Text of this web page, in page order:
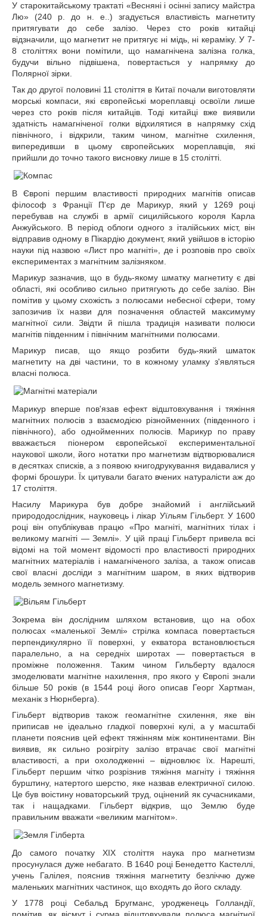
У старокитайському трактаті «Весняні і осінні запису майстра
Лю» (240 р. до н. е..) згадується властивість магнетиту
притягувати до себе залізо. Через сто років китайці
відзначили, що магнетит не притягує ні мідь, ні кераміку. У 7-
8 століттях вони помітили, що намагнічена залізна голка,
будучи вільно підвішена, повертається у напрямку до
Полярної зірки.
Так до другої половині 11 століття в Китаї почали виготовляти
морські компаси, які європейські мореплавці освоїли лише
через сто років після китайців. Тоді китайці вже виявили
здатність намагніченої голки відхилятися в напрямку схід
північного, і відкрили, таким чином, магнітне схилення,
випередивши в цьому європейських мореплавців, які
прийшли до точно такого висновку лише в 15 столітті.
В Європі першим властивості природних магнітів описав
філософ з Франції П'єр де Марикур, який у 1269 році
перебував на службі в армії сицилійського короля Карла
Анжуйського. В період облоги одного з італійських міст, він
відправив одному в Пікардію документ, який увійшов в історію
науки під назвою «Лист про магніті», де і розповів про своїх
експериментах з магнітним залізняком.
Марикур зазначив, що в будь-якому шматку магнетиту є дві
області, які особливо сильно притягують до себе залізо. Він
помітив у цьому схожість з полюсами небесної сфери, тому
запозичив їх назви для позначення областей максимуму
магнітної сили. Звідти й пішла традиція називати полюси
магнітів південним і північним магнітними полюсами.
Марикур писав, що якщо розбити будь-який шматок
магнетиту на дві частини, то в кожному уламку з'являться
власні полюса.
Марикур вперше пов'язав ефект відштовхування і тяжіння
магнітних полюсів з взаємодією різнойменних (південного і
північного), або однойменних полюсів. Марикур по праву
вважається піонером європейської експериментальної
наукової школи, його нотатки про магнетизм відтворювалися
в десятках списків, а з появою книгодрукування видавалися у
формі брошури. Їх цитували багато вчених натуралісти аж до
17 століття.
Насилу Марикура був добре знайомий і англійський
природодослідник, науковець і лікар Уїльям Гільберт. У 1600
році він опублікував працю «Про магніті, магнітних тілах і
великому магніті ― Землі». У цій праці Гільберт привела всі
відомі на той момент відомості про властивості природних
магнітних матеріалів і намагніченого заліза, а також описав
свої власні досліди з магнітним шаром, в яких відтворив
модель земного магнетизму.
Зокрема він дослідним шляхом встановив, що на обох
полюсах «маленької Землі» стрілка компаса повертається
перпендикулярно її поверхні, у екватора встановлюється
паралельно, а на середніх широтах ― повертається в
проміжне положення. Таким чином Гильберту вдалося
змоделювати магнітне нахилення, про якого у Європі знали
більше 50 років (в 1544 році його описав Георг Хартман,
механік з Нюрнберга).
Гільберт відтворив також геомагнітне схилення, яке він
приписав не ідеально гладкої поверхні кулі, а у масштабі
планети пояснив цей ефект тяжінням між континентами. Він
виявив, як сильно розігріту залізо втрачає свої магнітні
властивості, а при охолодженні – відновлює їх. Нарешті,
Гільберт першим чітко розрізнив тяжіння магніту і тяжіння
бурштину, натертого шерстю, яке назвав електричної силою.
Це був воістину новаторський труд, оцінений як сучасниками,
так і нащадками. Гільберт відкрив, що Землю буде
правильним вважати «великим магнітом».
До самого початку XIX століття наука про магнетизм
просунулася дуже небагато. В 1640 році Бенедетто Кастеллі,
учень Галілея, пояснив тяжіння магнетиту безліччю дуже
маленьких магнітних частинок, що входять до його складу.
У 1778 році Себальд Бругманс, уродженець Голландії,